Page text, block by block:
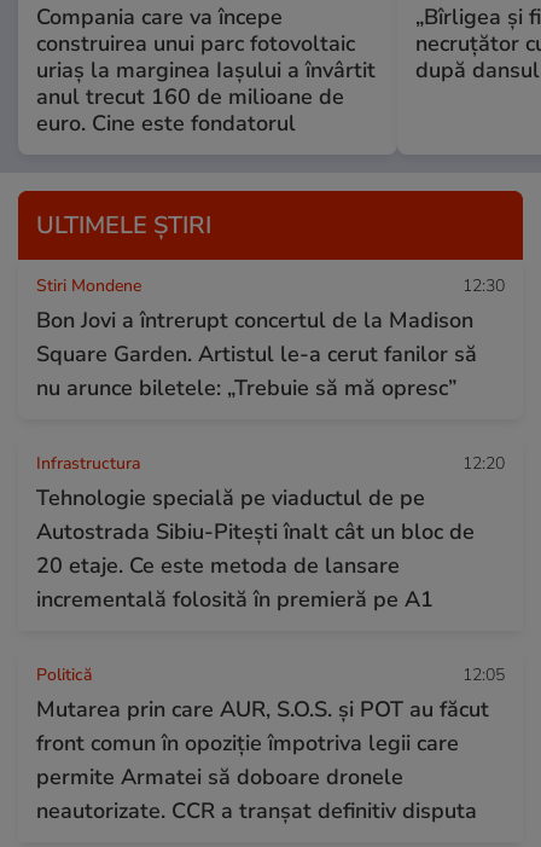
Compania care va începe
construirea unui parc fotovoltaic
uriaș la marginea Iașului a învârtit
anul trecut 160 de milioane de
euro. Cine este fondatorul
„Bîrligea şi
necruţător
după
ULTIMELE ȘTIRI
Stiri Mondene 12:30
Bon Jovi a întrerupt concertul de la Madison
Square Garden. Artistul le-a cerut fanilor să
nu arunce biletele: „Trebuie să mă opresc”
Infrastructura 12:20
Tehnologie specială pe viaductul de pe
Autostrada Sibiu-Pitești înalt cât un bloc de
20 etaje. Ce este metoda de lansare
incrementală folosită în premieră pe A1
Politică 12:05
Mutarea prin care AUR, S.O.S. și POT au făcut
front comun în opoziție împotriva legii care
permite Armatei să doboare dronele
neautorizate. CCR a tranșat definitiv disputa